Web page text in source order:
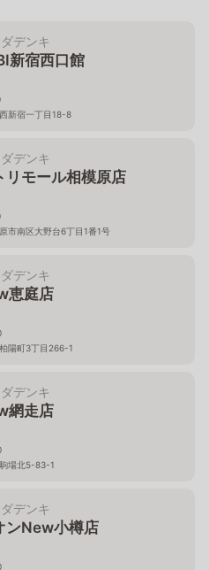
デンキ
新宿西口館
新宿一丁目18-8
デンキ
リモール相模原店
市南区大野台6丁目1番1号
デンキ
恵庭店
陽町3丁目266-1
デンキ
網走店
場北5-83-1
デンキ
ンNew小樽店